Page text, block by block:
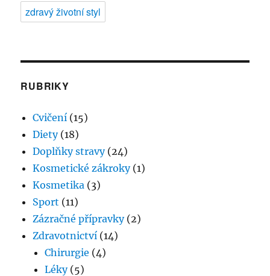
zdravý životní styl
RUBRIKY
Cvičení (15)
Diety(18)
Doplňky stravy(24)
Kosmetické zákroky(1)
Kosmetika (3)
Sport (11)
Zázračné přípravky(2)
Zdravotnictví (14)
Chirurgie (4)
Léky(5)